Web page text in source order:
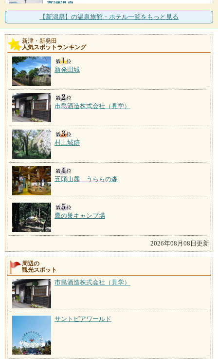
高瀬温泉
施設数：4軒
多くの旅館と土産屋や料理屋が立ち並ぶ賑やかな温泉
街。近くには高瀬公園を
村杉温泉
施設数：3軒
700年近い歴史を持つ杉の香漂う湯の街。湯はラジウム
【新潟県】の温泉旅館・ホテル一覧をもっと見る
新津・新発田
人気スポットランキング
新発田城
市島酒造株式会社（見学）
村上城跡
五頭山麓 うららの森
鷹の巣キャンプ場
2026年08月08日更新
周辺の
観光スポット
市島酒造株式会社（見学）
サントピアワールド